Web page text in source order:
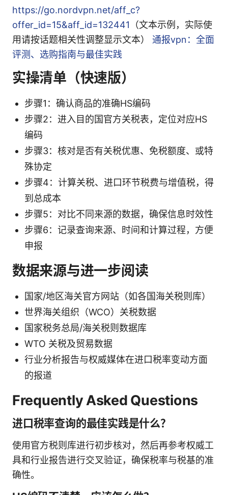
https://go.nordvpn.net/aff_c?
offer_id=15&aff_id=132441 （文本示例，实际使
用请按话题相关性调整显示文本） 通报vpn：全面
评测、选购指南与最佳实践
实操清单（快速版）
步骤1：确认商品的准确HS编码
步骤2：进入目的国官方关税表，定位对应HS
编码
步骤3：核对是否有关税优惠、免税额度、或特
殊协定
步骤4：计算关税、进口环节税费与增值税，得
到总成本
步骤5：对比不同来源的数据，确保信息时效性
步骤6：记录查询来源、时间和计算过程，方便
申报
数据来源与进一步阅读
国家/地区海关官方网站（如各国海关税则库）
世界海关组织（WCO）关税数据
国家税务总局/海关税则数据库
WTO 关税及贸易数据
行业分析报告与权威媒体在进口税率变动方面
的报道
Frequently Asked Questions
进口税率查询的最佳实践是什么？
使用官方税则库进行初步核对，然后再参考权威工
具和行业报告进行交叉验证，确保税率与税基的准
确性。